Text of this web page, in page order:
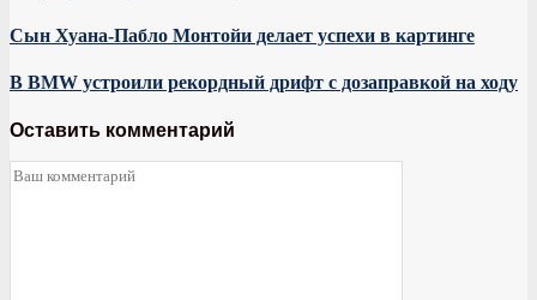
Сын Хуана-Пабло Монтойи делает успехи в картинге
В BMW устроили рекордный дрифт с дозаправкой на ходу
Оставить комментарий